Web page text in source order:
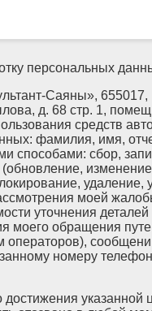
персональных
Саяны», 655017,
д. 68 стр. 1,
средств
фамилия, имя,
способами: сбор,
удаление,
моей
уточнения
моего обращения
операторов),
номеру
указанной